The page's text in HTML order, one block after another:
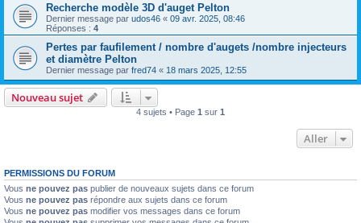
Recherche modèle 3D d'auget Pelton
Dernier message par udos46 « 09 avr. 2025, 08:46
Réponses : 4
Pertes par faufilement / nombre d'augets /nombre injecteurs
et diamètre Pelton
Dernier message par fred74 « 18 mars 2025, 12:55
Nouveau sujet
4 sujets • Page 1 sur 1
Aller
PERMISSIONS DU FORUM
Vous ne pouvez pas publier de nouveaux sujets dans ce forum
Vous ne pouvez pas répondre aux sujets dans ce forum
Vous ne pouvez pas modifier vos messages dans ce forum